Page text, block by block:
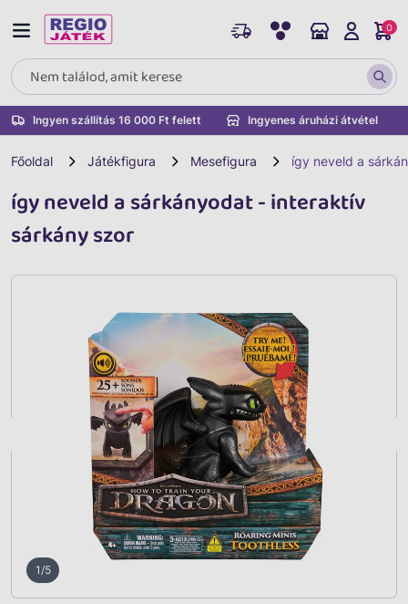
Ingyen szállítás 16 000 Ft felett Ingyenes áruházi átvétel
0
Főoldal Játékfigura Mesefigura így neveld a
így neveld a sárkányodat - interaktív
sárkány szor
1/5